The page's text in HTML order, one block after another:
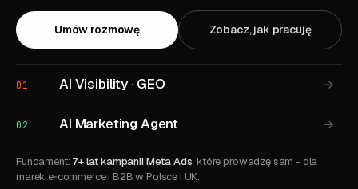
Umów rozmowę Zobacz, jak pracuję
01 AI Visibility · GEO →
02 AI Marketing Agent →
Fundament: 7+ lat kampanii Meta Ads, które prowadzę sam - dla
marek e‑commerce i B2B w Polsce i UK.